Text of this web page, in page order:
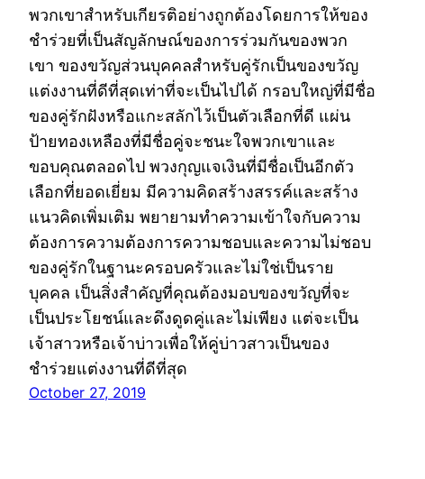
พวกเขาสำหรับเกียรติอย่างถูกต้องโดยการให้ของ
ชำร่วยที่เป็นสัญลักษณ์ของการร่วมกันของพวก
เขา ของขวัญส่วนบุคคลสำหรับคู่รักเป็นของขวัญ
แต่งงานที่ดีที่สุดเท่าที่จะเป็นไปได้ กรอบใหญ่ที่มีชื่อ
ของคู่รักฝังหรือแกะสลักไว้เป็นตัวเลือกที่ดี แผ่น
ป้ายทองเหลืองที่มีชื่อคู่จะชนะใจพวกเขาและ
ขอบคุณตลอดไป พวงกุญแจเงินที่มีชื่อเป็นอีกตัว
เลือกที่ยอดเยี่ยม มีความคิดสร้างสรรค์และสร้าง
แนวคิดเพิ่มเติม พยายามทำความเข้าใจกับความ
ต้องการความต้องการความชอบและความไม่ชอบ
ของคู่รักในฐานะครอบครัวและไม่ใช่เป็นราย
บุคคล เป็นสิ่งสำคัญที่คุณต้องมอบของขวัญที่จะ
เป็นประโยชน์และดึงดูดคู่และไม่เพียง แต่จะเป็น
เจ้าสาวหรือเจ้าบ่าวเพื่อให้คู่บ่าวสาวเป็นของ
ชำร่วยแต่งงานที่ดีที่สุด
October 27, 2019